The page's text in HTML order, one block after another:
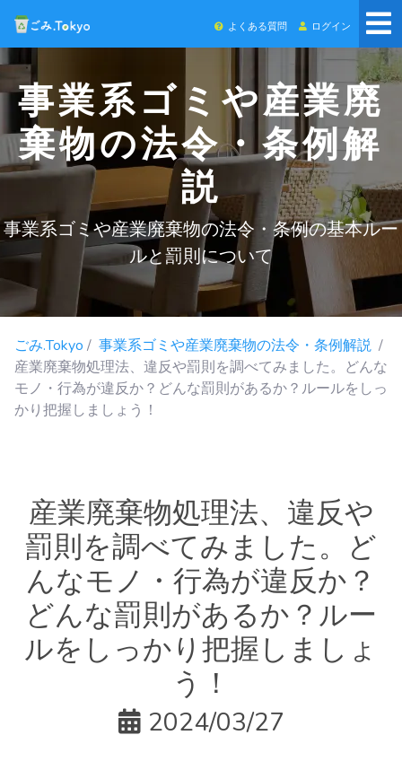
よくある質問 ログイン
事業系ゴミや産業廃
棄物の法令・条例解
説
事業系ゴミや産業廃棄物の法令・条例の基本ルー
ルと罰則について
ごみ.Tokyo / 事業系ゴミや産業廃棄物の法令・条例解説 /
産業廃棄物処理法、違反や罰則を調べてみました。どんな
モノ・行為が違反か？どんな罰則があるか？ルールをしっ
かり把握しましょう！
産業廃棄物処理法、違反や
罰則を調べてみました。ど
んなモノ・行為が違反か？
どんな罰則があるか？ルー
ルをしっかり把握しましょ
う！
2024/03/27